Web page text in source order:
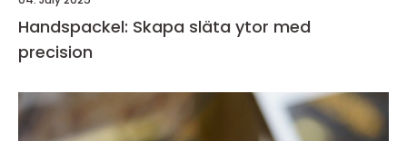
Handspackel: Skapa släta ytor med
precision